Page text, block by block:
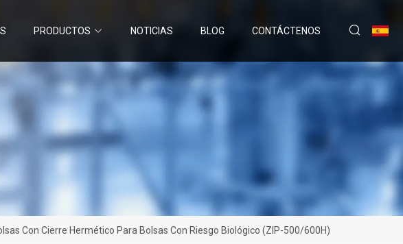
PRODUCTOS NOTICIAS BLOG CONTÁCTENOS
Con Cierre Hermético Para Bolsas Con Riesgo Biológico (ZIP-500/600H)